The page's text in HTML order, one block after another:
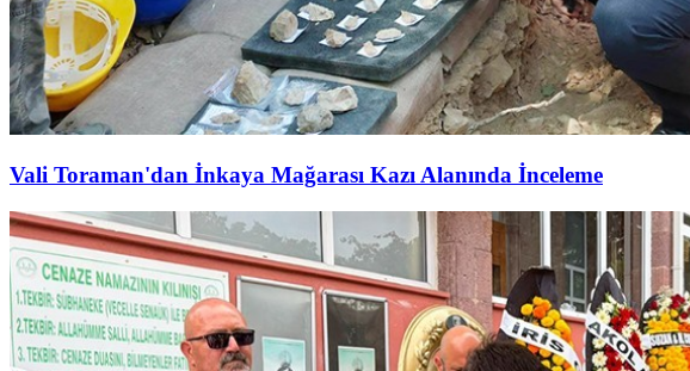
Vali Toraman'dan İnkaya Mağarası Kazı Alanında İnceleme